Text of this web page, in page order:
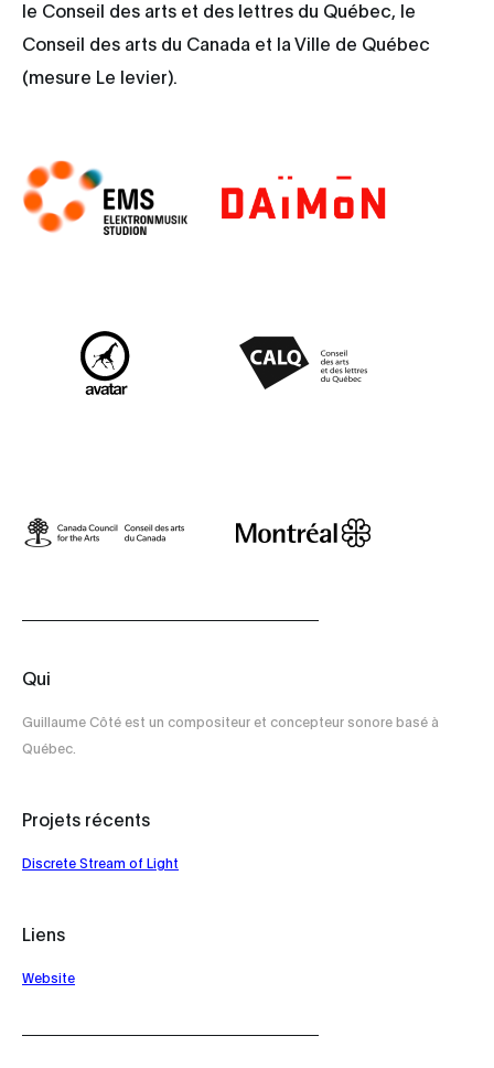
le Conseil des arts et des lettres du Québec, le
Conseil des arts du Canada et la Ville de Québec
(mesure Le levier).
Qui
Guillaume Côté est un compositeur et concepteur sonore basé à
Québec.
Projets récents
Discrete Stream of Light
Liens
Website